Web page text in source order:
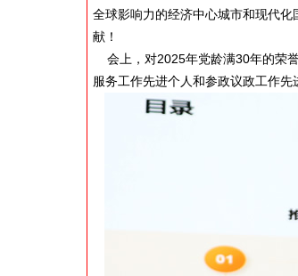
全球影响力的经济中心城市和现代
献！
会上，对2025年党龄满30年的荣
服务工作先进个人和参政议政工作先